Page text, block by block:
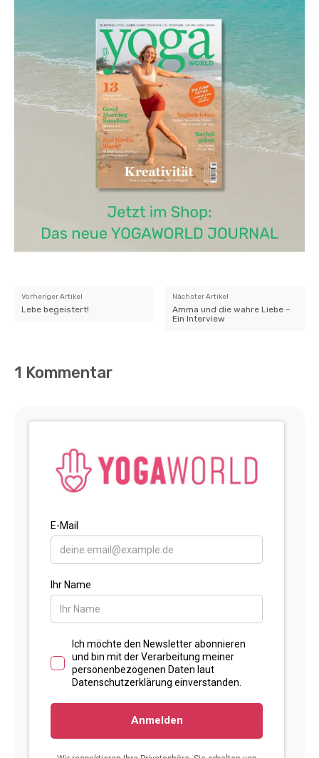
Vorheriger Artikel
Lebe begeistert!
Nächster Artikel
Amma und die wahre Liebe –
Ein Interview
1 Kommentar